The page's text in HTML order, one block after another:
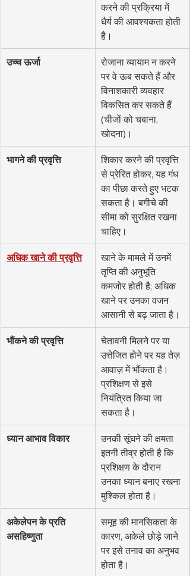
करने की प्रक्रिया में
धैर्य की आवश्यकता होती
है।
उच्च ऊर्जा
रोजाना व्यायाम न करने
पर वे ऊब सकते हैं और
विनाशकारी व्यवहार
विकसित कर सकते हैं
(चीजों को चबाना,
खोदना)।
भागने की प्रवृत्ति
शिकार करने की प्रवृत्ति
से प्रेरित होकर, यह गंध
का पीछा करते हुए भटक
सकता है। बगीचे की
सीमा को सुरक्षित रखना
चाहिए।
अधिक खाने की प्रवृत्ति
खाने के मामले में उनमें
तृप्ति की अनुभूति
कमजोर होती है; अधिक
खाने पर उनका वजन
आसानी से बढ़ जाता है।
भौंकने की प्रवृत्ति
चेतावनी मिलने पर या
उत्तेजित होने पर यह तेज़
आवाज़ में भौंकता है।
प्रशिक्षण से इसे
नियंत्रित किया जा
सकता है।
ध्यान आभाव विकार
उनकी सूंघने की क्षमता
इतनी तीव्र होती है कि
प्रशिक्षण के दौरान
उनका ध्यान बनाए रखना
मुश्किल होता है।
अकेलेपन के प्रति
असहिष्णुता
समूह की मानसिकता के
कारण, अकेले छोड़े जाने
पर इसे तनाव का अनुभव
होता है।